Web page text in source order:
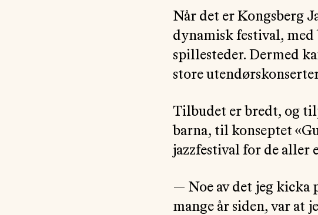
Når det er Kongsberg
dynamisk festival, med
spillesteder. Dermed
store
Tilbudet er bredt, og
barna, til konseptet
jazzfestival for de aller
— Noe av det jeg kicka
mange år siden, var at